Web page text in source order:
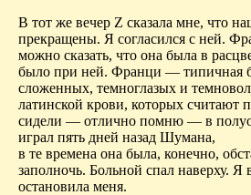
В тот же вечер Z сказала мне, что
прекращены. Я согласился с ней.
можно сказать, что она была в
было при ней. Франци — типичная
сложенных, темноглазых и
латинской крови, которых
сидели — отлично помню — в
играл пять дней назад Шумана,
в те времена она была, конечно,
заполночь. Больной спал наверху. Я
остановила меня.